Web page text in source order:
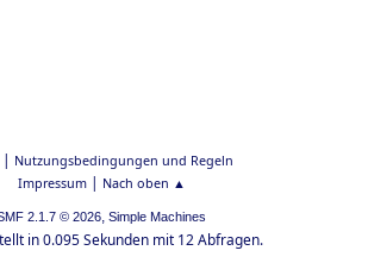
Nutzungsbedingungen und Regeln
Impressum| Nach oben ▲
2.1.7 © 2026, Simple Machines
in 0.095 Sekunden mit 12 Abfragen.